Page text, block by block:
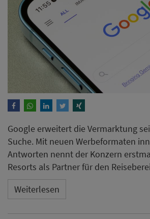
Google erweitert die Vermarktung
Suche. Mit neuen Werbeformaten
Antworten nennt der Konzern
Resorts als Partner für den
Weiterlesen